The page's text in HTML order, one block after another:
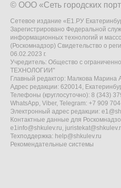
© ООО «Сеть городских
Сетевое издание «Е1.РУ
Зарегистрировано Федеральной
информационных технологий и
(Роскомнадзор) Свидетельство о
06.02.2023 г.
Учредитель: Общество с
ТЕХНОЛОГИИ"
Главный редактор: Малкова Марина
Адрес редакции: 620014,
Телефоны (круглосуточно): 8 (343)
WhatsApp, Viber, Telegram: +7 909
Электронный адрес редакции:
Контактные данные для
e1info@shkulev.ru,
Техподдержка: help@shkulev.ru
Рекомендательные системы